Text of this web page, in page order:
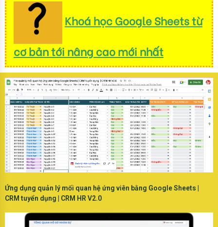
Khoá học Google Sheets từ
cơ bản tới nâng cao mới nhất
Ứng dụng quản lý mối quan hệ ứng viên bằng Google Sheets |
CRM tuyển dụng | CRM HR V2.0